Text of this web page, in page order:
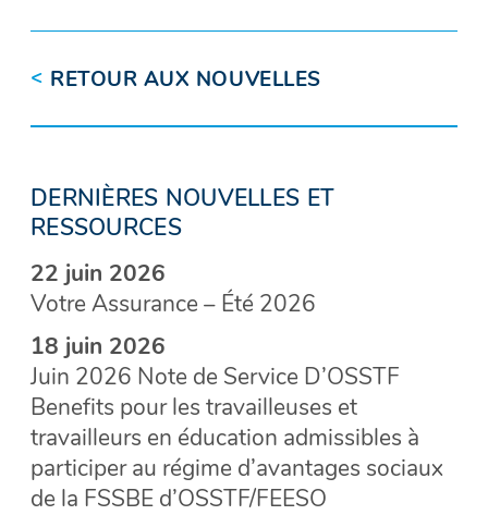
< RETOUR AUX NOUVELLES
DERNIÈRES NOUVELLES ET
RESSOURCES
22 juin 2026
Votre Assurance – Été 2026
18 juin 2026
Juin 2026 Note de Service D’OSSTF
Benefits pour les travailleuses et
travailleurs en éducation admissibles à
participer au régime d’avantages sociaux
de la FSSBE d’OSSTF/FEESO